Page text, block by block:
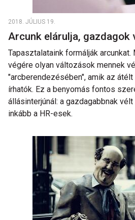
2018. JÚLIUS 19.
Arcunk elárulja, gazdagok
Tapasztalataink formálják arcunkat.
végére olyan változások mennek
"arcberendezésében", amik az
írhatók. Ez a benyomás fontos
állásinterjúnál: a gazdagabbnak
inkább a HR-esek.